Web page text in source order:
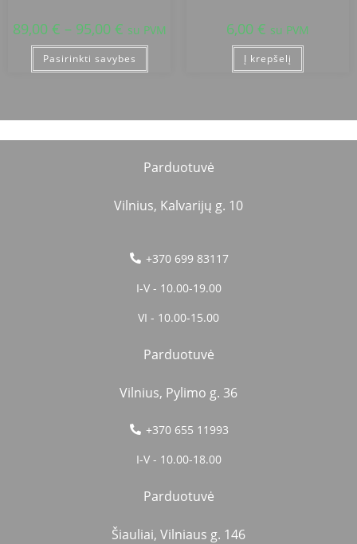
89,00 € – 95,00 € su PVM
Pasirinkti savybes
6,00 € su PVM
Į krepšelį
Parduotuvė
Vilnius, Kalvarijų g. 10
+370 699 83117
I-V - 10.00-19.00
VI - 10.00-15.00
Parduotuvė
Vilnius, Pylimo g. 36
+370 655 11993
I-V - 10.00-18.00
Parduotuvė
Šiauliai, Vilniaus g. 146